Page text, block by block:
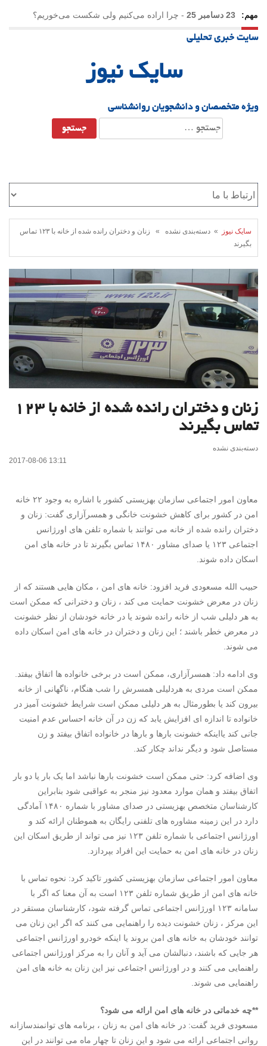
مهم: 23 دسامبر 25 - چرا اراده می‌کنیم ولی شکست می‌خوریم؟
21 دسامبر 25
سایت خبری تحلیلی
سایک نیوز
ویژه متخصصان و دانشجویان روانشناسی
جستجو
برای:
سایک نیوز
» دسته‌بندی نشده » زنان و دختران رانده شده از خانه با ۱۲۳ تماس
بگیرند
زنان و دختران رانده شده از خانه با ۱۲۳
تماس بگیرند
دسته‌بندی نشده
2017-08-06 13:11
معاون امور اجتماعی سازمان بهزیستی کشور با اشاره به وجود ۲۲ خانه
امن در کشور برای کاهش خشونت خانگی و همسرآزاری گفت: زنان و
دختران رانده شده از خانه می توانند با شماره تلفن های اورژانس
اجتماعی ۱۲۳ یا صدای مشاور ۱۴۸۰ تماس بگیرند تا در خانه های امن
اسکان داده شوند.
حبیب الله مسعودی فرید افزود: خانه های امن ، مکان هایی هستند که از
زنان در معرض خشونت حمایت می کند ، زنان و دخترانی که ممکن است
به هر دلیلی شب از خانه رانده شوند یا در خانه خودشان از نظر خشونت
در معرض خطر باشند ؛ این زنان و دختران در خانه های امن اسکان داده
می شوند.
وی ادامه داد: همسرآزاری، ممکن است در برخی خانواده ها اتفاق بیفتد.
ممکن است مردی به هردلیلی همسرش را شب هنگام، ناگهانی از خانه
بیرون کند یا بطورمثال به هر دلیلی ممکن است شرایط خشونت آمیز در
خانواده تا اندازه ای افزایش یابد که زن در آن خانه احساس عدم امنیت
جانی کند یااینکه خشونت بارها و بارها در خانواده اتفاق بیفتد و زن
مستاصل شود و دیگر نداند چکار کند.
وی اضافه کرد: حتی ممکن است خشونت بارها نباشد اما یک بار یا دو بار
اتفاق بیفتد و همان موارد معدود نیز منجر به عواقبی شود بنابراین
کارشناسان متخصص بهزیستی در صدای مشاور با شماره ۱۴۸۰ آمادگی
دارد در این زمینه مشاوره های تلفنی رایگان به هموطنان ارائه کند و
اورژانس اجتماعی با شماره تلفن ۱۲۳ نیز می تواند از طریق اسکان این
زنان در خانه های امن به حمایت این افراد بپردازد.
معاون امور اجتماعی سازمان بهزیستی کشور تاکید کرد: نحوه تماس با
خانه های امن از طریق شماره تلفن ۱۲۳ است به آن معنا که اگر با
سامانه ۱۲۳ اورژانس اجتماعی تماس گرفته شود، کارشناسان مستقر در
این مرکز ، زنان خشونت دیده را راهنمایی می کنند که اگر این زنان می
توانند خودشان به خانه های امن بروند یا اینکه خودرو اورژانس اجتماعی
هر جایی که باشند، دنبالشان می آید و آنان را به مرکز اورژانس اجتماعی
راهنمایی می کنند و در اورژانس اجتماعی نیز این زنان به خانه های امن
راهنمایی می شوند.
**چه خدماتی در خانه های امن ارائه می شود؟
مسعودی فرید گفت: در خانه های امن به زنان ، برنامه های توانمندسازانه
روانی اجتماعی ارائه می شود و این زنان تا چهار ماه می توانند در این